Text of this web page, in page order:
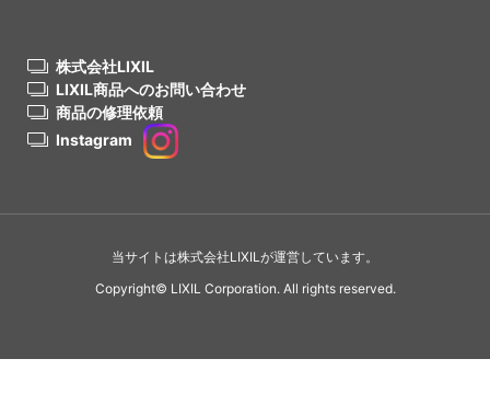
株式会社LIXIL
LIXIL商品へのお問い合わせ
商品の修理依頼
Instagram
当サイトは株式会社LIXILが運営しています。
Copyright© LIXIL Corporation. All rights reserved.